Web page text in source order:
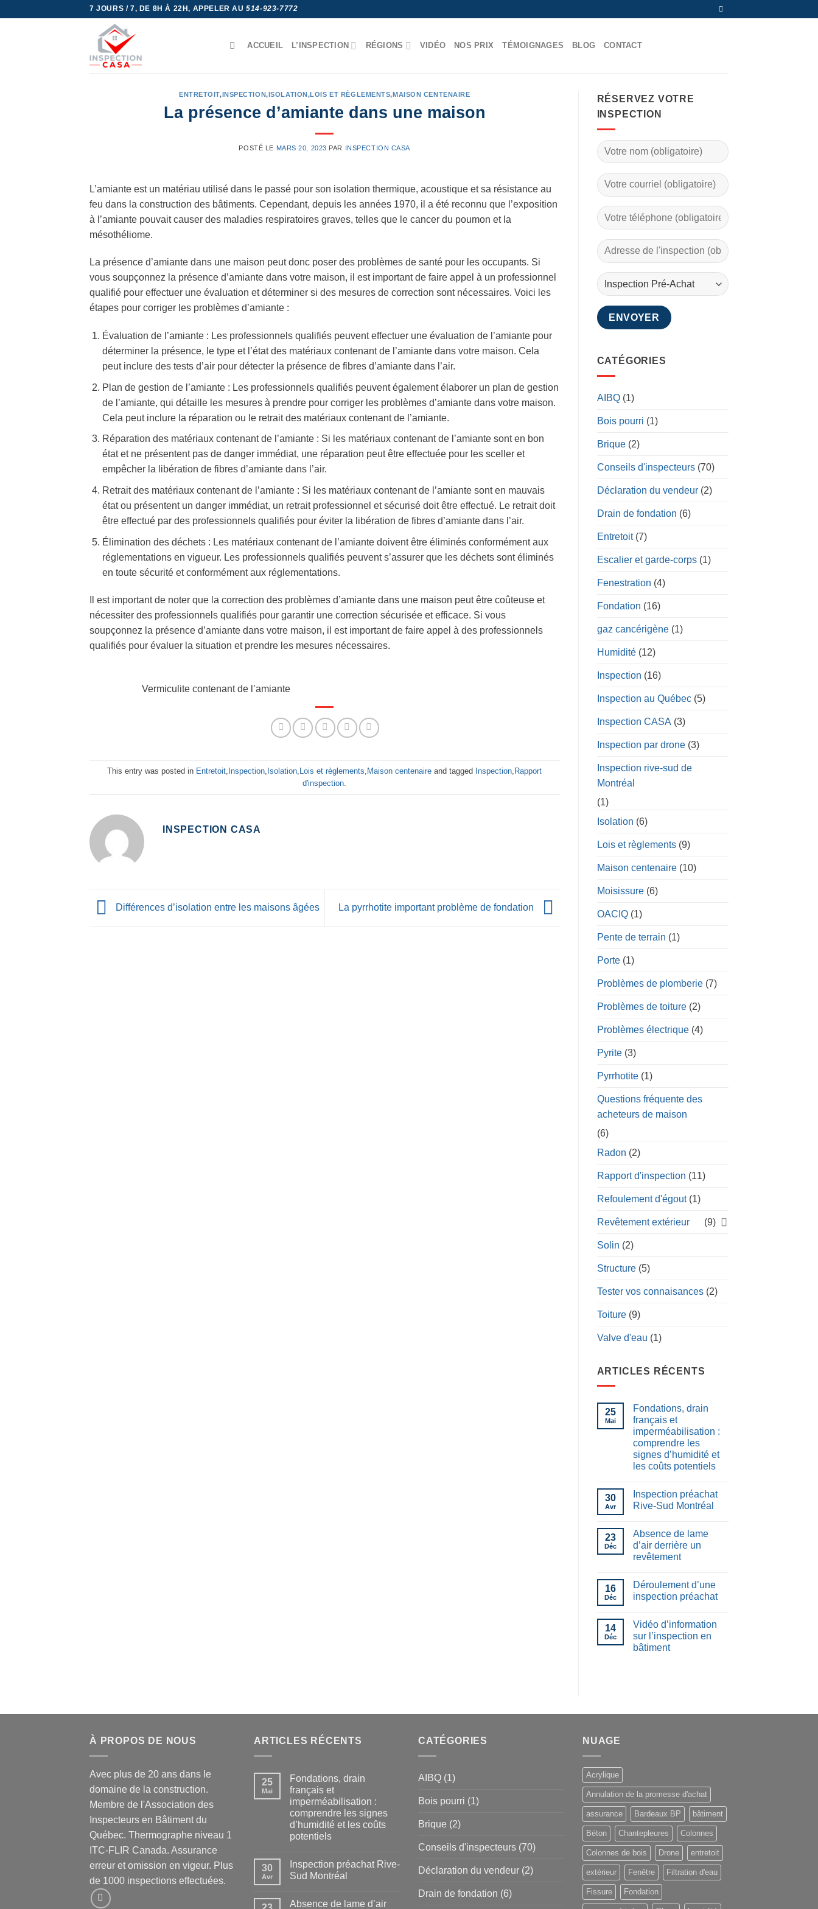
7 JOURS / 7, DE 8H À 22H, APPELER AU514-923-7772
ACCUEIL L’INSPECTION RÉGIONS VIDÉO NOS PRIX TÉMOIGNAGES BLOG CONTACT
ENTRETOIT,INSPECTION,ISOLATION,LOIS ET RÈGLEMENTS,MAISON CENTENAIRE
La présence d’amiante dans une maison
POSTÉ LE MARS 20, 2023 PAR INSPECTION CASA
L’amiante est un matériau utilisé dans le passé pour son isolation thermique, acoustique et sa résistance au
feu dans la construction des bâtiments. Cependant, depuis les années 1970, il a été reconnu que l’exposition
à l’amiante pouvait causer des maladies respiratoires graves, telles que le cancer du poumon et la
mésothéliome.
La présence d’amiante dans une maison peut donc poser des problèmes de santé pour les occupants. Si
vous soupçonnez la présence d’amiante dans votre maison, il est important de faire appel à un professionnel
qualifié pour effectuer une évaluation et déterminer si des mesures de correction sont nécessaires. Voici les
étapes pour corriger les problèmes d’amiante :
Évaluation de l’amiante : Les professionnels qualifiés peuvent effectuer une évaluation de l’amiante pour
déterminer la présence, le type et l’état des matériaux contenant de l’amiante dans votre maison. Cela
peut inclure des tests d’air pour détecter la présence de fibres d’amiante dans l’air.
Plan de gestion de l’amiante : Les professionnels qualifiés peuvent également élaborer un plan de gestion
de l’amiante, qui détaille les mesures à prendre pour corriger les problèmes d’amiante dans votre maison.
Cela peut inclure la réparation ou le retrait des matériaux contenant de l’amiante.
Réparation des matériaux contenant de l’amiante : Si les matériaux contenant de l’amiante sont en bon
état et ne présentent pas de danger immédiat, une réparation peut être effectuée pour les sceller et
empêcher la libération de fibres d’amiante dans l’air.
Retrait des matériaux contenant de l’amiante : Si les matériaux contenant de l’amiante sont en mauvais
état ou présentent un danger immédiat, un retrait professionnel et sécurisé doit être effectué. Le retrait doit
être effectué par des professionnels qualifiés pour éviter la libération de fibres d’amiante dans l’air.
Élimination des déchets : Les matériaux contenant de l’amiante doivent être éliminés conformément aux
réglementations en vigueur. Les professionnels qualifiés peuvent s’assurer que les déchets sont éliminés
en toute sécurité et conformément aux réglementations.
Il est important de noter que la correction des problèmes d’amiante dans une maison peut être coûteuse et
nécessiter des professionnels qualifiés pour garantir une correction sécurisée et efficace. Si vous
soupçonnez la présence d’amiante dans votre maison, il est important de faire appel à des professionnels
qualifiés pour évaluer la situation et prendre les mesures nécessaires.
Vermiculite contenant de l’amiante
This entry was posted in Entretoit Inspection Isolation Lois et règlements Maison centenaire and tagged Inspection Rapport
d'inspection
INSPECTION CASA
Différences d’isolation entre les maisons âgées La pyrrhotite important problème de fondation
RÉSERVEZ VOTRE
INSPECTION
CATÉGORIES
AIBQ(1)
Bois pourri (1)
Brique(2)
Conseils d'inspecteurs(70)
Déclaration du vendeur(2)
Drain de fondation (6)
Entretoit(7)
Escalier et garde-corps(1)
Fenestration (4)
Fondation (16)
gaz cancérigène(1)
Humidité(12)
Inspection (16)
Inspection au Québec(5)
Inspection CASA (3)
Inspection par drone(3)
Inspection rive-sud de
Montréal
(1)
Isolation (6)
Lois et règlements(9)
Maison centenaire(10)
Moisissure(6)
OACIQ(1)
Pente de terrain (1)
Porte(1)
Problèmes de plomberie(7)
Problèmes de toiture(2)
Problèmes électrique(4)
Pyrite(3)
Pyrrhotite(1)
Questions fréquente des
acheteurs de maison
(6)
Radon (2)
Rapport d'inspection (11)
Refoulement d'égout(1)
Revêtement extérieur (9)
Solin (2)
Structure(5)
Tester vos connaisances(2)
Toiture(9)
Valve d'eau (1)
ARTICLES RÉCENTS
25
Mai
Fondations, drain
français et
imperméabilisation :
comprendre les
signes d’humidité et
les coûts potentiels
30
Avr
Inspection préachat
Rive-Sud Montréal
23
Déc
Absence de lame
d’air derrière un
revêtement
16
Déc
Déroulement d’une
inspection préachat
14
Déc
Vidéo d’information
sur l’inspection en
bâtiment
À PROPOS DE NOUS
Avec plus de 20 ans dans le
domaine de la construction.
Membre de l'Association des
Inspecteurs en Bâtiment du
Québec. Thermographe niveau 1
ITC-FLIR Canada. Assurance
erreur et omission en vigeur. Plus
de 1000 inspections effectuées.
ARTICLES RÉCENTS
25
Mai
Fondations, drain
français et
imperméabilisation :
comprendre les signes
d’humidité et les coûts
potentiels
30
Avr
Inspection préachat Rive-
Sud Montréal
Absence de lame d’air
CATÉGORIES
AIBQ (1)
Bois pourri (1)
Brique (2)
Conseils d'inspecteurs (70)
Déclaration du vendeur (2)
Drain de fondation (6)
NUAGE
Acrylique
Annulation de la promesse d'achat
assurance Bardeaux BP bâtiment
Béton Chantepleures Colonnes
Colonnes de bois Drone entretoit
extérieur Fenêtre Filtration d'eau
Fissure Fondation